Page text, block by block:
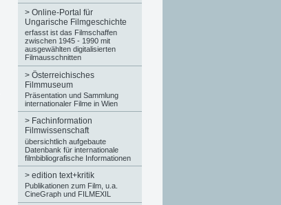
> Online-Portal für
Ungarische Filmgeschichte
erfasst ist das Filmschaffen
zwischen 1945 - 1990 mit
ausgewählten digitalisierten
Filmausschnitten
> Österreichisches
Filmmuseum
Präsentation und Sammlung
internationaler Filme in Wien
> Fachinformation
Filmwissenschaft
übersichtlich aufgebaute
Datenbank für internationale
filmbibliografische Informationen
> edition text+kritik
Publikationen zum Film, u.a.
CineGraph und FILMEXIL